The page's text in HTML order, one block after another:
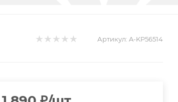
Артикул: A-KP56514